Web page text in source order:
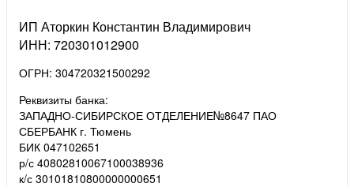
ИП Аторкин Константин Владимирович
ИНН: 720301012900
ОГРН: 304720321500292
Реквизиты банка:
ЗАПАДНО-СИБИРСКОЕ ОТДЕЛЕНИЕ№8647 ПАО
СБЕРБАНК г. Тюмень
БИК 047102651
р/с 40802810067100038936
к/с 30101810800000000651